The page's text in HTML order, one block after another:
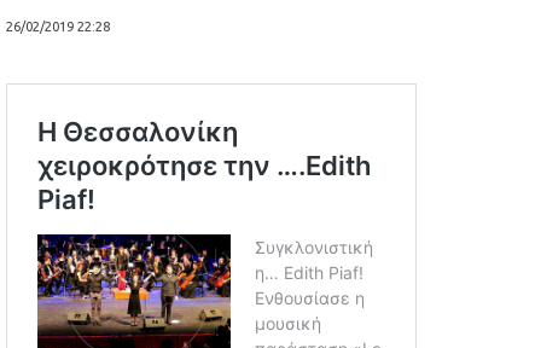
26/02/2019 22:28